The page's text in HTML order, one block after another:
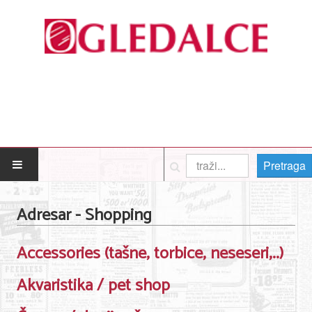
POČETNA
Posao
Usluge
Nega lica i tela
Pretraga
Adresar - Shopping
Accessories (tašne, torbice, neseseri,..)
Akvaristika / pet shop